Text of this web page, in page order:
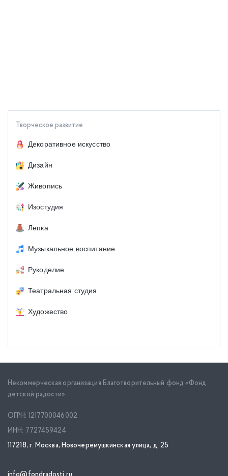
Творческое развитие
Декоративное искусство
Дизайн
Живопись
Изостудия
Лепка
Музыкальное воспитание
Рукоделие
Театральная студия
Художество
Некоммерческая организация Благотворительный фонд «Фонд
детской радости»
ОГРН: 1217700046002
ИНН: 7727459424
117218, г. Москва, Новочеремушкинская улица, д. 25